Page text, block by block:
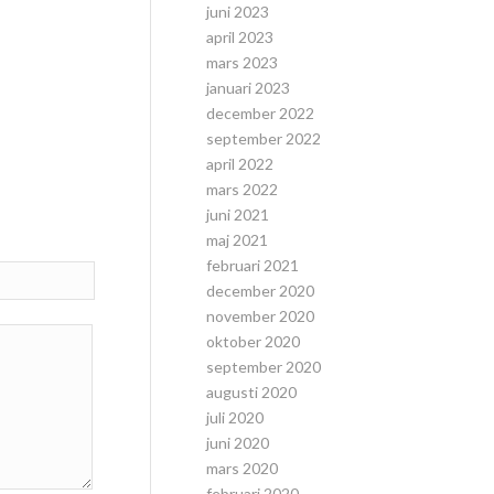
juni 2023
april 2023
mars 2023
januari 2023
december 2022
september 2022
april 2022
mars 2022
juni 2021
maj 2021
februari 2021
december 2020
november 2020
oktober 2020
september 2020
augusti 2020
juli 2020
juni 2020
mars 2020